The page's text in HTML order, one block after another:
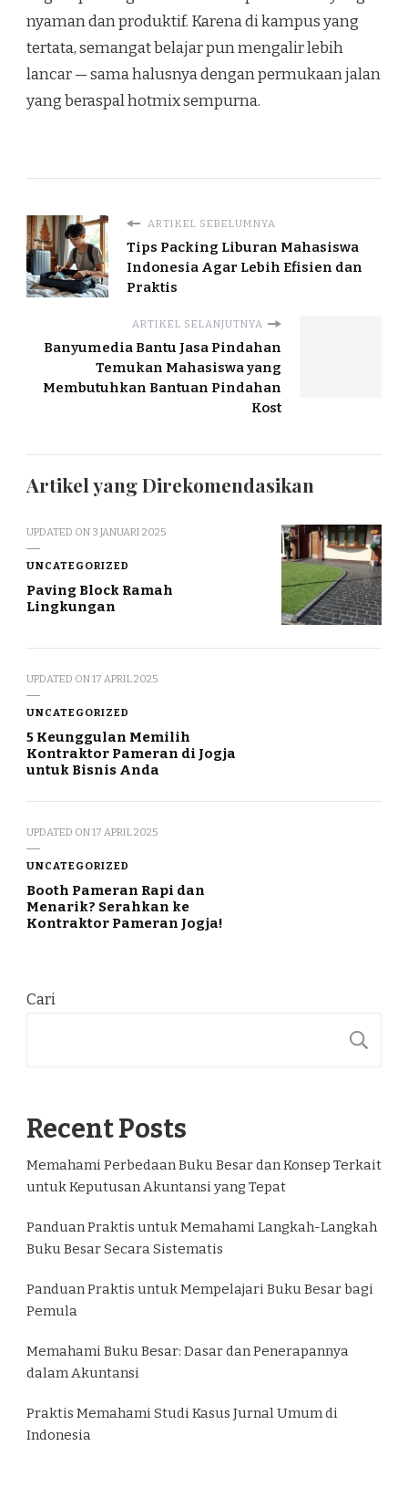
nyaman dan produktif. Karena di kampus yang
tertata, semangat belajar pun mengalir lebih
lancar — sama halusnya dengan permukaan jalan
yang beraspal hotmix sempurna.
ARTIKEL SEBELUMNYA
Tips Packing Liburan Mahasiswa
Indonesia Agar Lebih Efisien dan
Praktis
ARTIKEL SELANJUTNYA
Banyumedia Bantu Jasa Pindahan
Temukan Mahasiswa yang
Membutuhkan Bantuan Pindahan
Kost
Artikel yang Direkomendasikan
UPDATED ON 3 JANUARI 2025
UNCATEGORIZED
Paving Block Ramah
Lingkungan
UPDATED ON17 APRIL 2025
UNCATEGORIZED
5 Keunggulan Memilih
Kontraktor Pameran di Jogja
untuk Bisnis Anda
UPDATED ON17 APRIL 2025
UNCATEGORIZED
Booth Pameran Rapi dan
Menarik? Serahkan ke
Kontraktor Pameran Jogja!
Cari
Recent Posts
Memahami Perbedaan Buku Besar dan Konsep Terkait
untuk Keputusan Akuntansi yang Tepat
Panduan Praktis untuk Memahami Langkah-Langkah
Buku Besar Secara Sistematis
Panduan Praktis untuk Mempelajari Buku Besar bagi
Pemula
Memahami Buku Besar: Dasar dan Penerapannya
dalam Akuntansi
Praktis Memahami Studi Kasus Jurnal Umum di
Indonesia